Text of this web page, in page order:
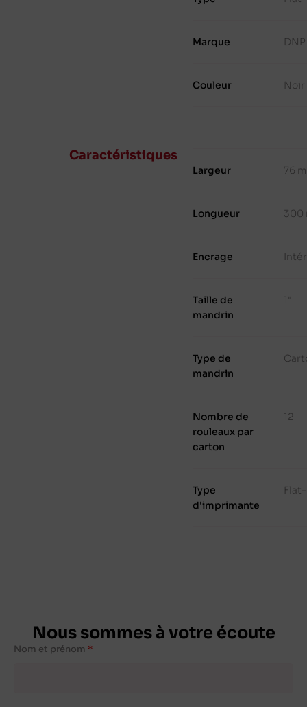
Marque DNP
Couleur Noir
Caractéristiques
Largeur 76
Longueur 300
Encrage
Taille de
mandrin
1"
Type de
mandrin
Nombre de
rouleaux par
carton
12
Type
d'imprimante
Nous sommes à votre écoute
Nom et prénom